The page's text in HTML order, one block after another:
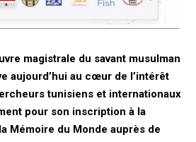
magistrale du savant musulman
aujourd’hui au cœur de l’intérêt
tunisiens et internationaux
pour son inscription à la
Mémoire du Monde auprès de